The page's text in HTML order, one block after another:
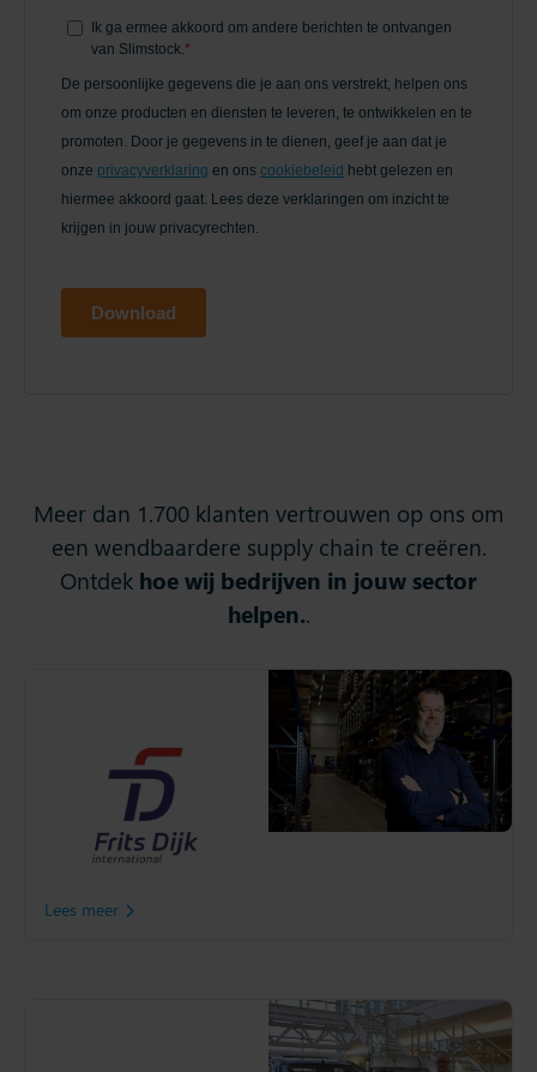
Meer dan 1.700 klanten vertrouwen op ons om
een wendbaardere supply chain te creëren.
Ontdek hoe wij bedrijven in jouw sector
helpen..
Slim4 de servicegraad
verhoogde, de
voorraadkosten
verminderde en de
ketenpositie verstevigde
Lees meer